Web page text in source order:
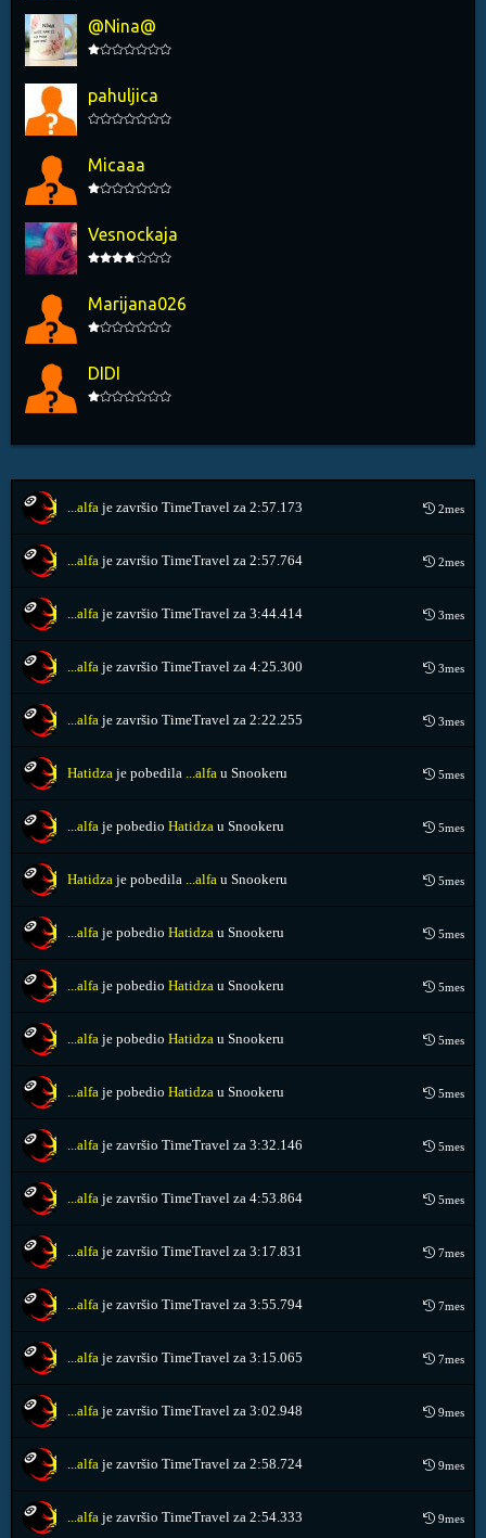
@Nina@
pahuljica
Micaaa
Vesnockaja
Marijana026
DIDI
...alfa je završio TimeTravel za 2:57.173 2mes
...alfa je završio TimeTravel za 2:57.764 2mes
...alfa je završio TimeTravel za 3:44.414 3mes
...alfa je završio TimeTravel za 4:25.300 3mes
...alfa je završio TimeTravel za 2:22.255 3mes
Hatidza je pobedila ...alfa u Snookeru 5mes
...alfa je pobedio Hatidza u Snookeru 5mes
Hatidza je pobedila ...alfa u Snookeru 5mes
...alfa je pobedio Hatidza u Snookeru 5mes
...alfa je pobedio Hatidza u Snookeru 5mes
...alfa je pobedio Hatidza u Snookeru 5mes
...alfa je pobedio Hatidza u Snookeru 5mes
...alfa je završio TimeTravel za 3:32.146 5mes
...alfa je završio TimeTravel za 4:53.864 5mes
...alfa je završio TimeTravel za 3:17.831 7mes
...alfa je završio TimeTravel za 3:55.794 7mes
...alfa je završio TimeTravel za 3:15.065 7mes
...alfa je završio TimeTravel za 3:02.948 9mes
...alfa je završio TimeTravel za 2:58.724 9mes
...alfa je završio TimeTravel za 2:54.333 9mes